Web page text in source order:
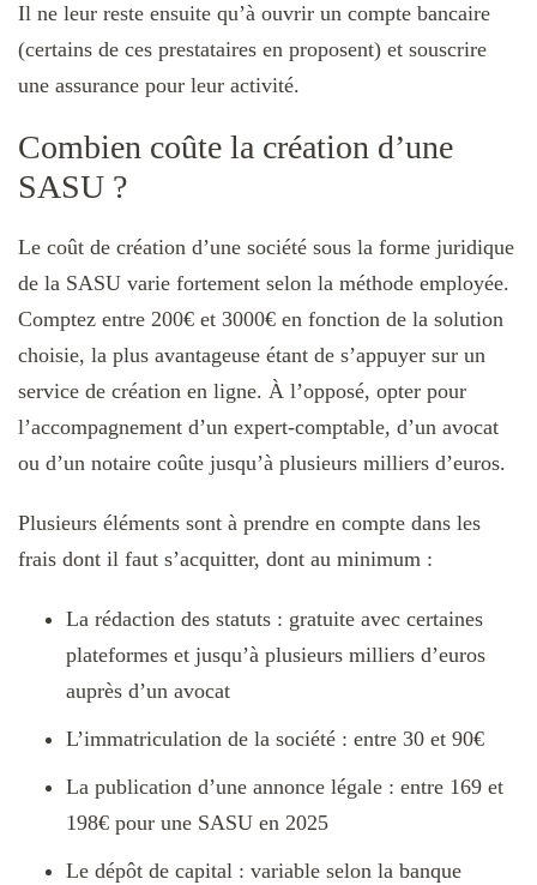
Il ne leur reste ensuite qu’à ouvrir un compte bancaire
(certains de ces prestataires en proposent) et souscrire
une assurance pour leur activité.
Combien coûte la création d’une
SASU ?
Le coût de création d’une société sous la forme juridique
de la SASU varie fortement selon la méthode employée.
Comptez entre 200€ et 3000€ en fonction de la solution
choisie, la plus avantageuse étant de s’appuyer sur un
service de création en ligne. À l’opposé, opter pour
l’accompagnement d’un expert-comptable, d’un avocat
ou d’un notaire coûte jusqu’à plusieurs milliers d’euros.
Plusieurs éléments sont à prendre en compte dans les
frais dont il faut s’acquitter, dont au minimum :
La rédaction des statuts : gratuite avec certaines
plateformes et jusqu’à plusieurs milliers d’euros
auprès d’un avocat
L’immatriculation de la société : entre 30 et 90€
La publication d’une annonce légale : entre 169 et
198€ pour une SASU en 2025
Le dépôt de capital : variable selon la banque